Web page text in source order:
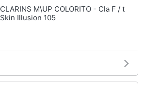
CLARINS M\UP COLORITO - Cla F / t
Skin Illusion 105